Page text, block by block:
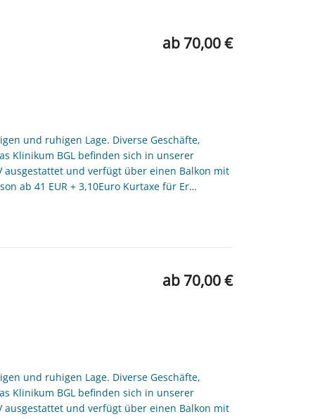
ab 70,00 €
und ruhigen Lage. Diverse Geschäfte,
Klinikum BGL befinden sich in unserer
und verfügt über einen Balkon mit
ab 41 EUR + 3,10Euro Kurtaxe für Er…
ab 70,00 €
und ruhigen Lage. Diverse Geschäfte,
Klinikum BGL befinden sich in unserer
und verfügt über einen Balkon mit